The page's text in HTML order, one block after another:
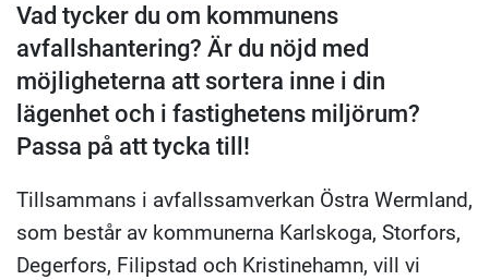
Vad tycker du om kommunens
avfallshantering? Är du nöjd med
möjligheterna att sortera inne i din
lägenhet och i fastighetens miljörum?
Passa på att tycka till!
Tillsammans i avfallssamverkan Östra Wermland,
som består av kommunerna Karlskoga, Storfors,
Degerfors, Filipstad och Kristinehamn, vill vi